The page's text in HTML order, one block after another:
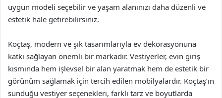
uygun modeli seçebilir ve yaşam alanınızı daha düzenli ve
estetik hale getirebilirsiniz.
Koçtaş, modern ve şık tasarımlarıyla ev dekorasyonuna
katkı sağlayan önemli bir markadır. Vestiyerler, evin giriş
kısmında hem işlevsel bir alan yaratmak hem de estetik bir
görünüm sağlamak için tercih edilen mobilyalardır. Koçtaş’ın
sunduğu vestiyer seçenekleri, farklı tarz ve boyutlarda